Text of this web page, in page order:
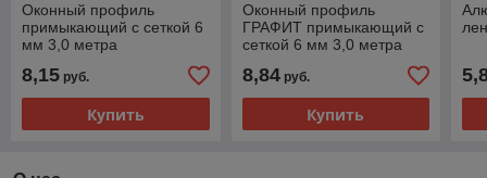
Оконный профиль
примыкающий с сеткой 6
мм 3,0 метра
8,15 руб.
Купить
Оконный профиль
ГРАФИТ примыкающий с
сеткой 6 мм 3,0 метра
8,84руб.
Купить